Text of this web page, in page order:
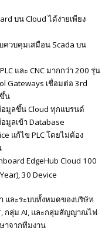
บน Cloud ได้ง่ายเพียง
บควบคุมเสมือน Scada บน
และ CNC มากกว่า 200 รุ่น
Gateways เชื่อมต่อ 3rd
น
อมูลขึ้น Cloud ทุกแบรนด์
อมูลเข้า Database
แก้ไข PLC โดยไม่ต้อง
EdgeHub Cloud 100
30 Device
และระบบทั้งหมดของบริษัท
กลุ่ม AI, และกลุ่มสัญญาณไฟ
าจากทีมงาน